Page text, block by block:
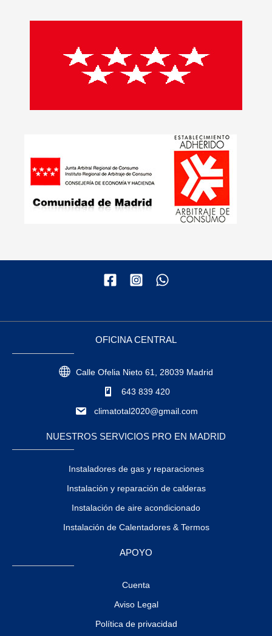
OFICINA CENTRAL
Calle Ofelia Nieto 61, 28039 Madrid
643 839 420
climatotal2020@gmail.com
NUESTROS SERVICIOS PRO EN MADRID
Instaladores de gas y reparaciones
Instalación y reparación de calderas
Instalación de aire acondicionado
Instalación de Calentadores & Termos
APOYO
Cuenta
Aviso Legal
Política de privacidad